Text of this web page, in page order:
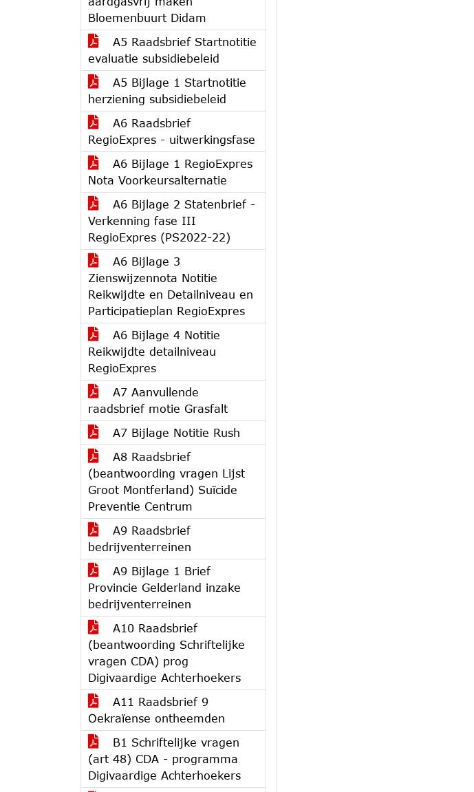
Bloemenbuurt Didam
A5 Raadsbrief Startnotitie
evaluatie subsidiebeleid
A5 Bijlage 1 Startnotitie
herziening subsidiebeleid
A6 Raadsbrief
RegioExpres - uitwerkingsfase
A6 Bijlage 1 RegioExpres
Nota Voorkeursalternatie
A6 Bijlage 2 Statenbrief -
Verkenning fase III
RegioExpres (PS2022-22)
A6 Bijlage 3
Zienswijzennota Notitie
Reikwijdte en Detailniveau en
Participatieplan RegioExpres
A6 Bijlage 4 Notitie
Reikwijdte detailniveau
RegioExpres
A7 Aanvullende
raadsbrief motie Grasfalt
A7 Bijlage Notitie Rush
A8 Raadsbrief
(beantwoording vragen Lijst
Groot Montferland) Suïcide
Preventie Centrum
A9 Raadsbrief
bedrijventerreinen
A9 Bijlage 1 Brief
Provincie Gelderland inzake
bedrijventerreinen
A10 Raadsbrief
(beantwoording Schriftelijke
vragen CDA) prog
Digivaardige Achterhoekers
A11 Raadsbrief 9
Oekraïense ontheemden
B1 Schriftelijke vragen
(art 48) CDA - programma
Digivaardige Achterhoekers